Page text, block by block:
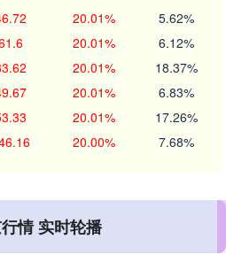
20.01% 5.62%
20.01% 6.12%
20.01% 18.37%
20.01% 6.83%
20.01% 17.26%
20.00% 7.68%
情 实时轮播